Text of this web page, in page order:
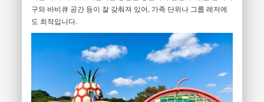
구와 바비큐 공간 등이 잘 갖춰져 있어, 가족 단위나 그룹 레저에
도 최적입니다.